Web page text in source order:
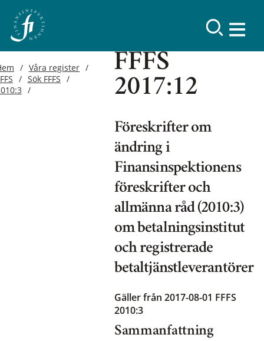
Våra register
Sök FFFS
FFFS
2017:12
Föreskrifter om
ändring i
Finansinspektionens
föreskrifter och
allmänna råd (2010:3)
om betalningsinstitut
och registrerade
betaltjänstleverantörer
Gäller från 2017-08-01 FFFS
2010:3
Sammanfattning